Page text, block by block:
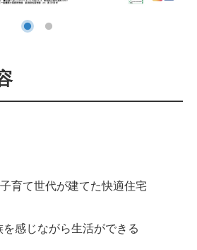
育て世代が建てた快適住宅
感じながら生活ができる